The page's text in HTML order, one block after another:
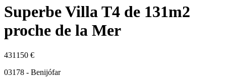
Superbe Villa T4 de 131m2
proche de la Mer
431150 €
03178 - Benijófar